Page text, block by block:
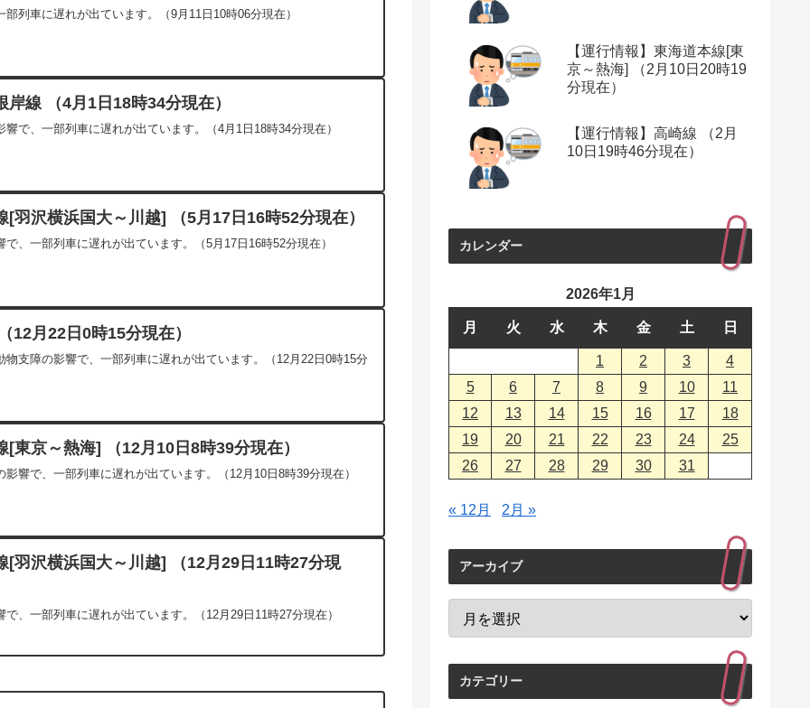
列車に遅れが出ています。（9月11日10時06分現在）
岸線 （4月1日18時34分現在）
で、一部列車に遅れが出ています。（4月1日18時34分現在）
[羽沢横浜国大～川越] （5月17日16時52分現在）
、一部列車に遅れが出ています。（5月17日16時52分現在）
12月22日0時15分現在）
支障の影響で、一部列車に遅れが出ています。（12月22日0時15分
[東京～熱海] （12月10日8時39分現在）
響で、一部列車に遅れが出ています。（12月10日8時39分現在）
[羽沢横浜国大～川越] （12月29日11時27分現
、一部列車に遅れが出ています。（12月29日11時27分現在）
【運行情報】東海道本線[東
京～熱海] （2月10日20時19
分現在）
【運行情報】高崎線 （2月
10日19時46分現在）
カレンダー
2026年1月
月 火 水 木 金 土 日
1 2 3
4
5
6 7 8 9 10
11
12
13 14 15 16 17
18
19
20 21 22 23 24
25
26
27 28 29 30 31
« 12月 2月 »
アーカイブ
カテゴリー